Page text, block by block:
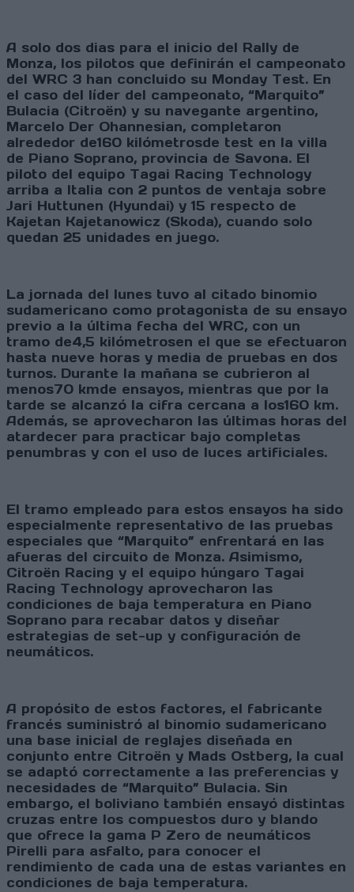
A solo dos dias para el inicio del Rally de
Monza, los pilotos que definirán el campeonato
del WRC 3 han concluido su Monday Test. En
el caso del líder del campeonato, “Marquito”
Bulacia (Citroën) y su navegante argentino,
Marcelo Der Ohannesian, completaron
alrededor de160 kilómetrosde test en la villa
de Piano Soprano, provincia de Savona. El
piloto del equipo Tagai Racing Technology
arriba a Italia con 2 puntos de ventaja sobre
Jari Huttunen (Hyundai) y 15 respecto de
Kajetan Kajetanowicz (Skoda), cuando solo
quedan 25 unidades en juego.
La jornada del lunes tuvo al citado binomio
sudamericano como protagonista de su ensayo
previo a la última fecha del WRC, con un
tramo de4,5 kilómetrosen el que se efectuaron
hasta nueve horas y media de pruebas en dos
turnos. Durante la mañana se cubrieron al
menos70 kmde ensayos, mientras que por la
tarde se alcanzó la cifra cercana a los160 km.
Además, se aprovecharon las últimas horas del
atardecer para practicar bajo completas
penumbras y con el uso de luces artificiales.
El tramo empleado para estos ensayos ha sido
especialmente representativo de las pruebas
especiales que “Marquito” enfrentará en las
afueras del circuito de Monza. Asimismo,
Citroën Racing y el equipo húngaro Tagai
Racing Technology aprovecharon las
condiciones de baja temperatura en Piano
Soprano para recabar datos y diseñar
estrategias de set-up y configuración de
neumáticos.
A propósito de estos factores, el fabricante
francés suministró al binomio sudamericano
una base inicial de reglajes diseñada en
conjunto entre Citroën y Mads Ostberg, la cual
se adaptó correctamente a las preferencias y
necesidades de “Marquito” Bulacia. Sin
embargo, el boliviano también ensayó distintas
cruzas entre los compuestos duro y blando
que ofrece la gama P Zero de neumáticos
Pirelli para asfalto, para conocer el
rendimiento de cada una de estas variantes en
condiciones de baja temperatura.